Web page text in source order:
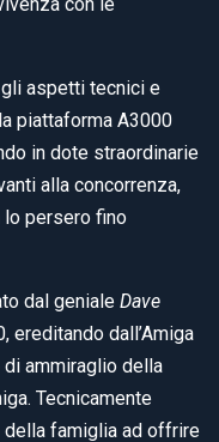
aspetti tecnici e
piattaforma A3000
in dote straordinarie
alla concorrenza,
lo persero fino
dal geniale Dave
ereditando dall’Amiga
di ammiraglio della
Tecnicamente
famiglia ad offrire